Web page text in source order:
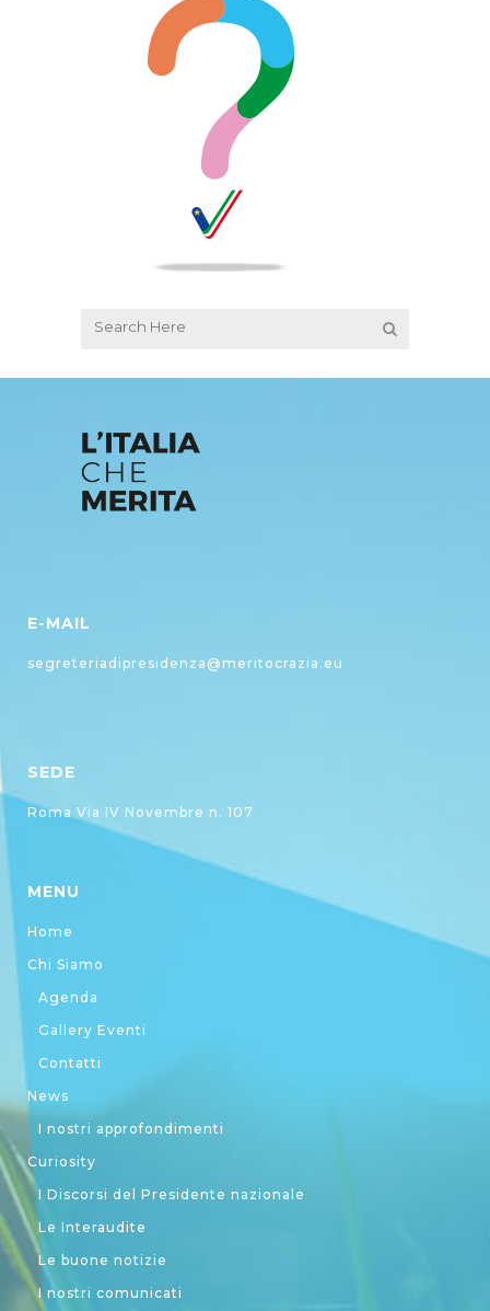
E-MAIL
segreteriadipresidenza@meritocrazia.eu
SEDE
Roma Via IV Novembre n. 107
MENU
Home
Chi Siamo
Agenda
Gallery Eventi
Contatti
News
I nostri approfondimenti
Curiosity
I Discorsi del Presidente nazionale
Le Interaudite
Le buone notizie
I nostri comunicati